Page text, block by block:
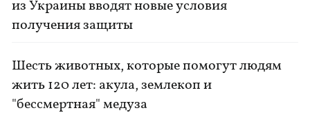
из Украины вводят новые условия
получения защиты
Шесть животных, которые помогут людям
жить 120 лет: акула, землекоп и
"бессмертная" медуза